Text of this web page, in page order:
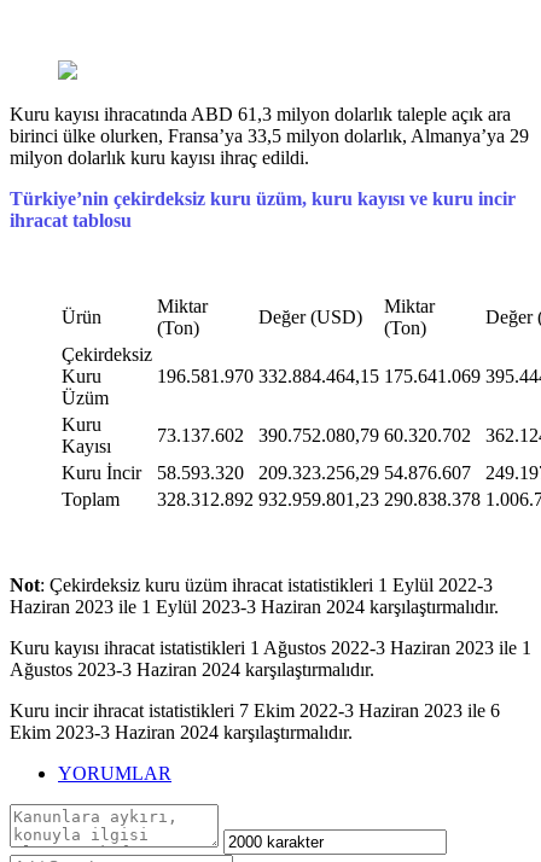
Kuru kayısı ihracatında ABD 61,3 milyon dolarlık taleple açık ara
birinci ülke olurken, Fransa’ya 33,5 milyon dolarlık, Almanya’ya 29
milyon dolarlık kuru kayısı ihraç edildi.
Türkiye’nin çekirdeksiz kuru üzüm, kuru kayısı ve kuru incir
ihracat tablosu
Ürün
Miktar
(Ton)
Değer (USD)
Miktar
(Ton)
Değer
Çekirdeksiz
Kuru
Üzüm
196.581.970 332.884.464,15 175.641.069
Kuru
Kayısı
73.137.602 390.752.080,79 60.320.702
Kuru İncir
58.593.320 209.323.256,29 54.876.607
Toplam
328.312.892 932.959.801,23 290.838.378
Not: Çekirdeksiz kuru üzüm ihracat istatistikleri 1 Eylül 2022-3
Haziran 2023 ile 1 Eylül 2023-3 Haziran 2024 karşılaştırmalıdır.
Kuru kayısı ihracat istatistikleri 1 Ağustos 2022-3 Haziran 2023 ile 1
Ağustos 2023-3 Haziran 2024 karşılaştırmalıdır.
Kuru incir ihracat istatistikleri 7 Ekim 2022-3 Haziran 2023 ile 6
Ekim 2023-3 Haziran 2024 karşılaştırmalıdır.
YORUMLAR